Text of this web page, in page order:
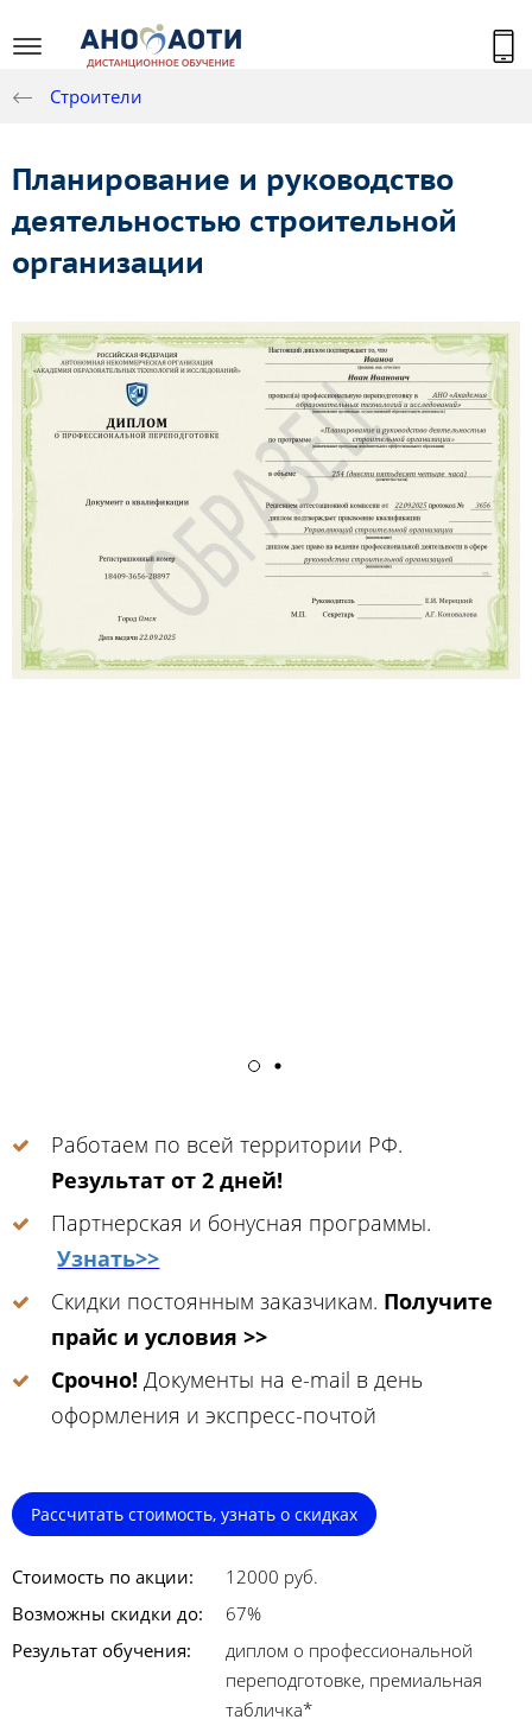
Строители
Планирование и руководство
деятельностью строительной
организации
Работаем по всей территории РФ.
Результат от 2 дней!
Партнерская и бонусная программы.
Узнать>>
Скидки постоянным заказчикам. Получите
прайс и условия >>
Срочно! Документы на e-mail в день
оформления и экспресс-почтой
Рассчитать стоимость, узнать о скидках
Стоимость по акции:
12000 руб.
Возможны скидки до:
67%
Результат обучения:
диплом о профессиональной
переподготовке, премиальная
табличка*